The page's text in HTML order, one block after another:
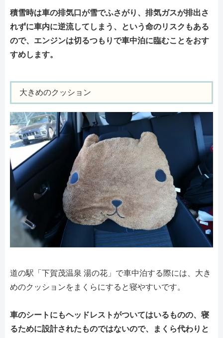
積雪時は車の排気口が雪でふさがり、排気ガスが排出さ
れずに車内に逆流してしまう、という命のリスクもある
ので、エンジンは切るつもりで車中泊に臨むことをおす
すめします。
大きめのクッション
道の駅「下賀茂温泉 湯の花」で車中泊する際には、大き
めのクッションをまくらにすると寝やすいです。
車のシートにもヘッドレストがついてはいるものの、寝
るために設計されたものではないので、まくら代わりと